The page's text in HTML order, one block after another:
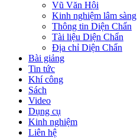
Vũ Văn Hội
Kinh nghiệm lâm sàng
Thông tin Diện Chẩn
Tài liệu Diện Chẩn
Địa chỉ Diện Chẩn
Bài giảng
Tin tức
Khí công
Sách
Video
Dụng cụ
Kinh nghiệm
Liên hệ